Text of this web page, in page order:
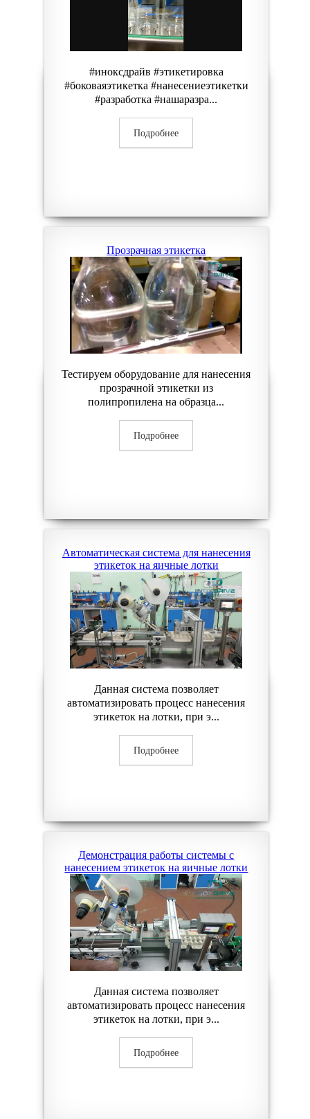
#иноксдрайв #этикетировка
#боковаяэтикетка #нанесениеэтикетки
#разработка #нашаразра...
Подробнее
Прозрачная этикетка
Тестируем оборудование для нанесения
прозрачной этикетки из
полипропилена на образца...
Подробнее
Автоматическая система для нанесения
этикеток на яичные лотки
Данная система позволяет
автоматизировать процесс нанесения
этикеток на лотки, при э...
Подробнее
Демонстрация работы системы с
нанесением этикеток на яичные лотки
Данная система позволяет
автоматизировать процесс нанесения
этикеток на лотки, при э...
Подробнее